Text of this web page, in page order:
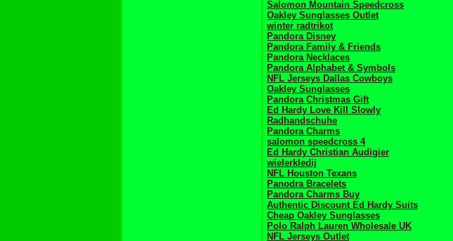
Salomon Mountain Speedcross
Oakley Sunglasses Outlet
winter radtrikot
Pandora Disney
Pandora Family & Friends
Pandora Necklaces
Pandora Alphabet & Symbols
NFL Jerseys Dallas Cowboys
Oakley Sunglasses
Pandora Christmas Gift
Ed Hardy Love Kill Slowly
Radhandschuhe
Pandora Charms
salomon speedcross 4
Ed Hardy Christian Audigier
wielerkledij
NFL Houston Texans
Panodra Bracelets
Pandora Charms Buy
Authentic Discount Ed Hardy Suits
Cheap Oakley Sunglasses
Polo Ralph Lauren Wholesale UK
NFL Jerseys Outlet